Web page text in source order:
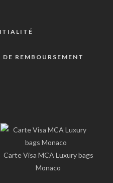
REMBOURSEMENT
Carte Visa MCA Luxury bags
Monaco